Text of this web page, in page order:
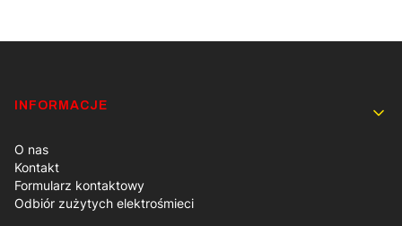
Linki w stopce
INFORMACJE
O nas
Kontakt
Formularz kontaktowy
Odbiór zużytych elektrośmieci